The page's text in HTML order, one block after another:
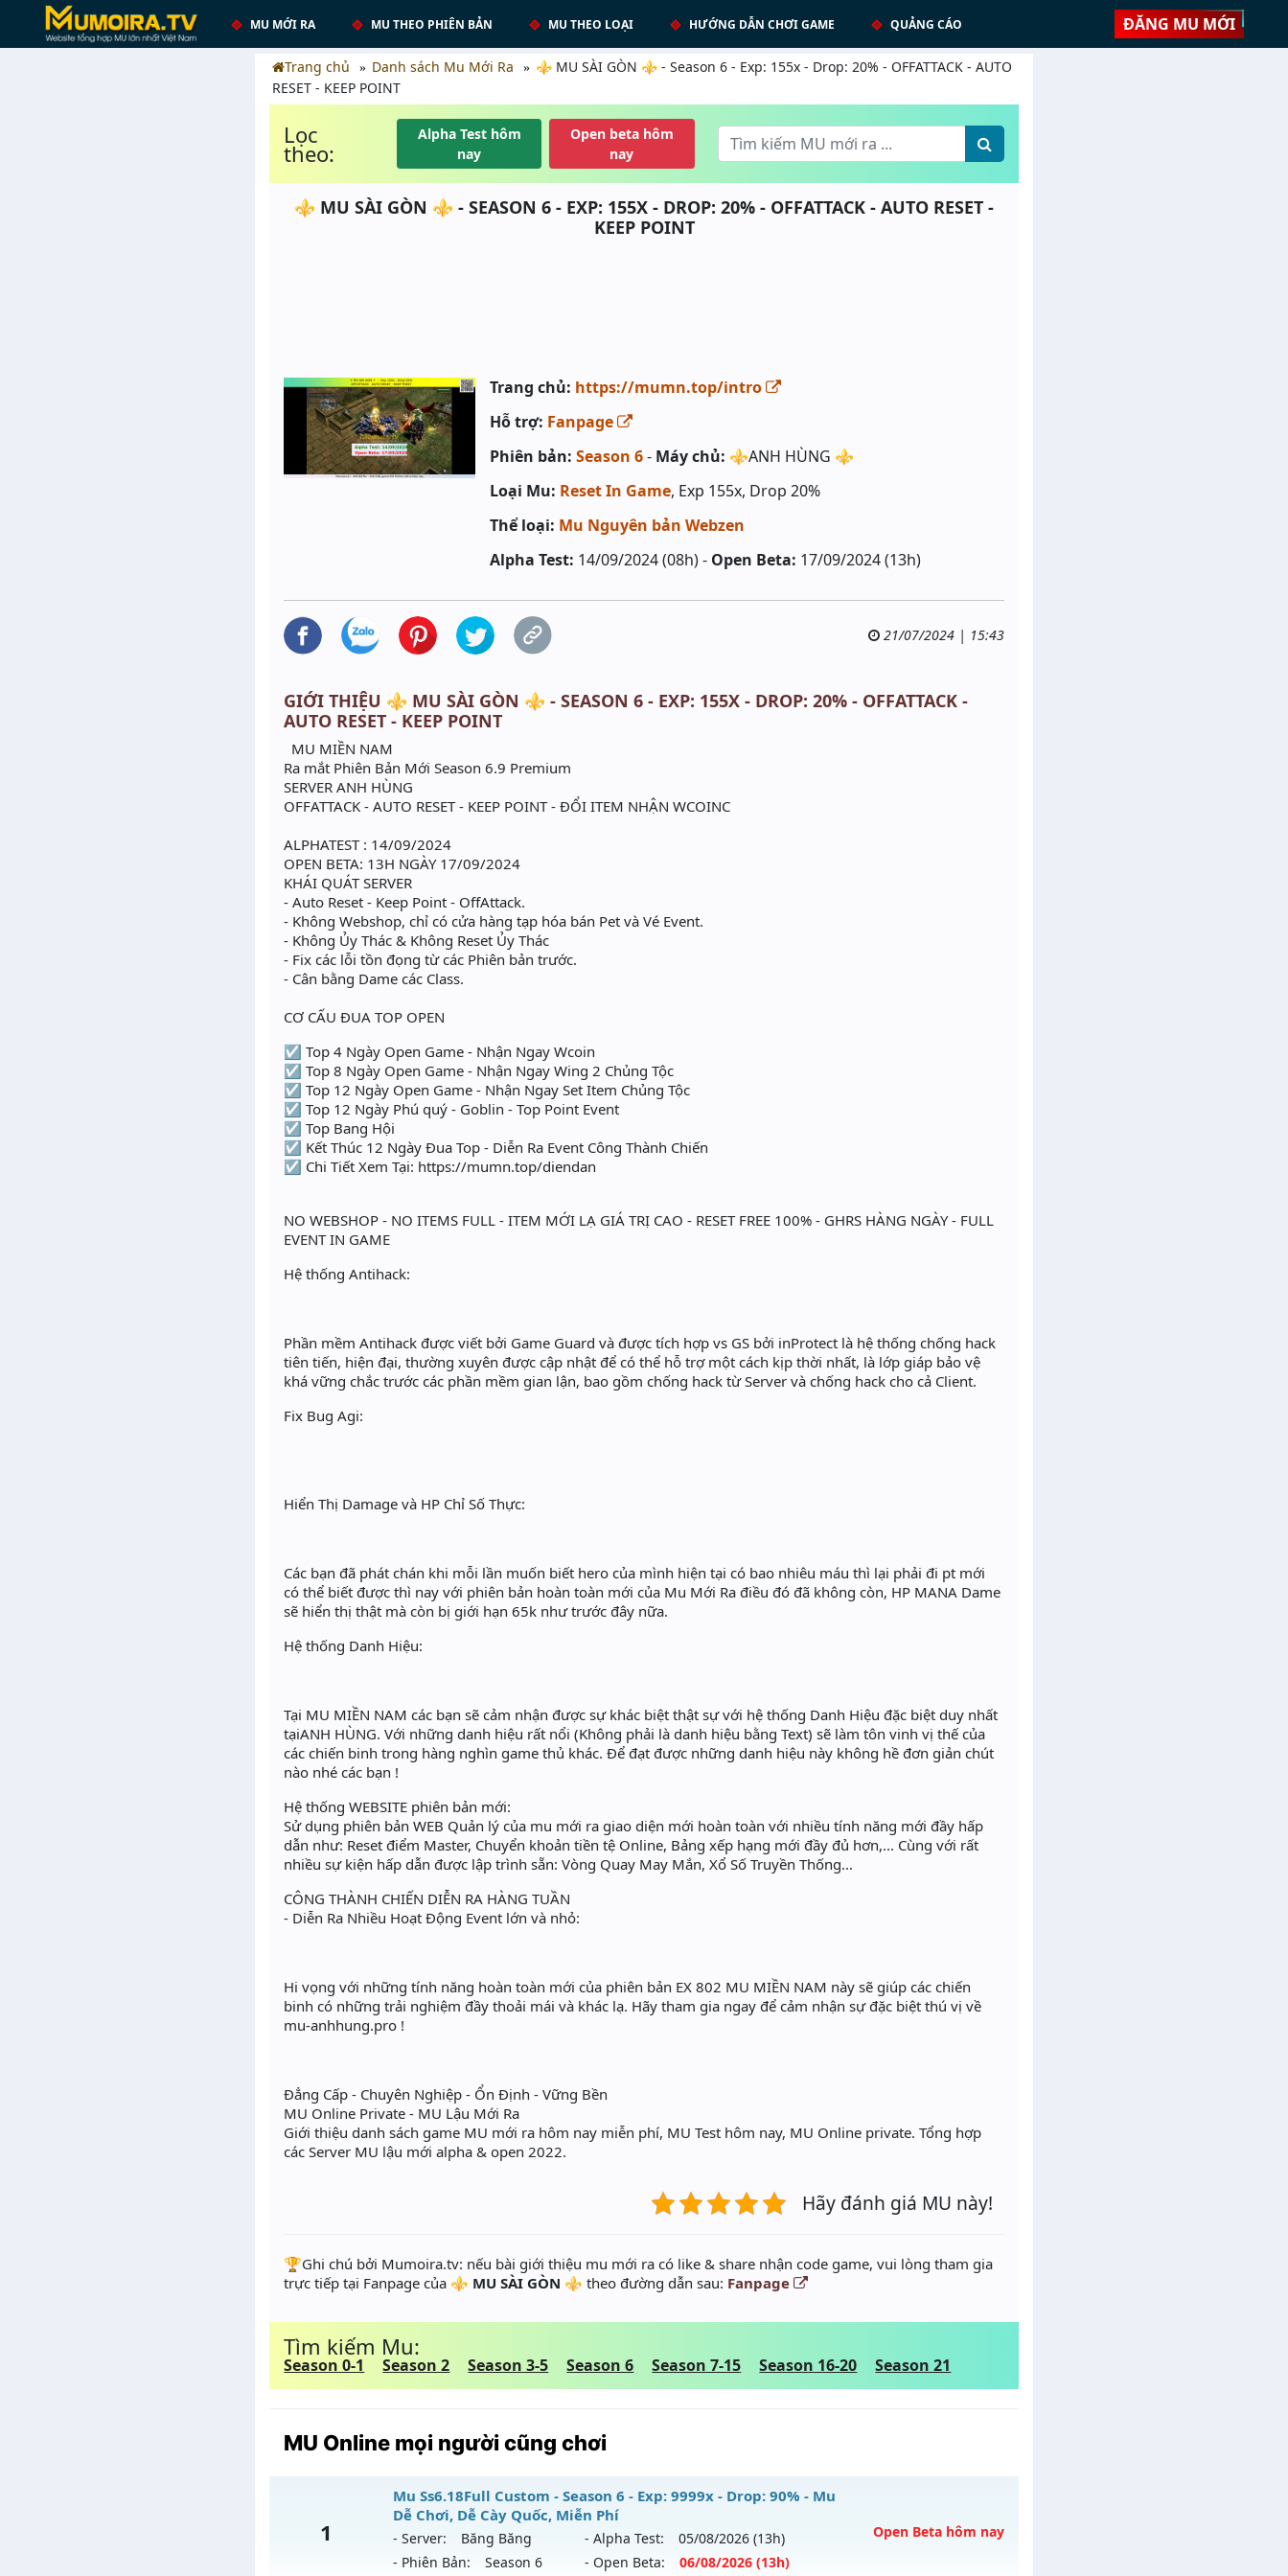
MU MỚI RA MU THEO PHIÊN BẢN MU THEO LOẠI HƯỚNG DẪN CHƠI GAME QUẢNG CÁO ĐĂNG MU MỚI
Trang chủ Danh sách Mu Mới Ra
⚜️ MU SÀI GÒN ⚜️ - Season 6 - Exp: 155x - Drop: 20% - OFFATTACK - AUTO
RESET - KEEP POINT
Lọc
theo:
Alpha Test hôm
nay
Open beta hôm
nay
⚜️ MU SÀI GÒN ⚜️ - SEASON 6 - EXP: 155X - DROP: 20% - OFFATTACK - AUTO RESET -
KEEP POINT
Trang chủ: https://mumn.top/intro
Hỗ trợ: Fanpage
Phiên bản: Season 6- Máy chủ: ⚜️ANH HÙNG ⚜️
Loại Mu: Reset In Game, Exp 155x, Drop 20%
Thể loại: Mu Nguyên bản Webzen
Alpha Test: 14/09/2024 (08h) - Open Beta: 17/09/2024 (13h)
21/07/2024 | 15:43
GIỚI THIỆU ⚜️ MU SÀI GÒN ⚜️ - SEASON 6 - EXP: 155X - DROP: 20% - OFFATTACK -
AUTO RESET - KEEP POINT
MU MIỀN NAM
Ra mắt Phiên Bản Mới Season 6.9 Premium
SERVER ANH HÙNG
OFFATTACK - AUTO RESET - KEEP POINT - ĐỔI ITEM NHẬN WCOINC
ALPHATEST : 14/09/2024
OPEN BETA: 13H NGÀY 17/09/2024
KHÁI QUÁT SERVER
- Auto Reset - Keep Point - OffAttack.
- Không Webshop, chỉ có cửa hàng tạp hóa bán Pet và Vé Event.
- Không Ủy Thác & Không Reset Ủy Thác
- Fix các lỗi tồn đọng từ các Phiên bản trước.
- Cân bằng Dame các Class.
CƠ CẤU ĐUA TOP OPEN
☑ Top 4 Ngày Open Game - Nhận Ngay Wcoin
☑ Top 8 Ngày Open Game - Nhận Ngay Wing 2 Chủng Tộc
☑ Top 12 Ngày Open Game - Nhận Ngay Set Item Chủng Tộc
☑ Top 12 Ngày Phú quý - Goblin - Top Point Event
☑ Top Bang Hội
☑ Kết Thúc 12 Ngày Đua Top - Diễn Ra Event Công Thành Chiến
☑ Chi Tiết Xem Tại: https://mumn.top/diendan
NO WEBSHOP - NO ITEMS FULL - ITEM MỚI LẠ GIÁ TRỊ CAO - RESET FREE 100% - GHRS HÀNG NGÀY - FULL
EVENT IN GAME​
Hệ thống Antihack:
Phần mềm Antihack được viết bởi Game Guard và được tích hợp vs GS bởi inProtect là hệ thống chống hack
tiên tiến, hiện đại, thường xuyên được cập nhật để có thể hỗ trợ một cách kịp thời nhất, là lớp giáp bảo vệ
khá vững chắc trước các phần mềm gian lận, bao gồm chống hack từ Server và chống hack cho cả Client.
Fix Bug Agi:
Hiển Thị Damage và HP Chỉ Số Thực:
Các bạn đã phát chán khi mỗi lần muốn biết hero của mình hiện tại có bao nhiêu máu thì lại phải đi pt mới
có thể biết được thì nay với phiên bản hoàn toàn mới của Mu Mới Ra điều đó đã không còn, HP MANA Dame
sẽ hiển thị thật mà còn bị giới hạn 65k như trước đây nữa.
Hệ thống Danh Hiệu:
Tại MU MIỀN NAM các bạn sẽ cảm nhận được sự khác biệt thật sự với hệ thống Danh Hiệu đặc biệt duy nhất
tạiANH HÙNG. Với những danh hiệu rất nổi (Không phải là danh hiệu bằng Text) sẽ làm tôn vinh vị thế của
các chiến binh trong hàng nghìn game thủ khác. Để đạt được những danh hiệu này không hề đơn giản chút
nào nhé các bạn !
Hệ thống WEBSITE phiên bản mới:
Sử dụng phiên bản WEB Quản lý của mu mới ra giao diện mới hoàn toàn với nhiều tính năng mới đầy hấp
dẫn như: Reset điểm Master, Chuyển khoản tiền tệ Online, Bảng xếp hạng mới đầy đủ hơn,... Cùng với rất
nhiều sự kiện hấp dẫn được lập trình sẵn: Vòng Quay May Mắn, Xổ Số Truyền Thống...
CÔNG THÀNH CHIẾN DIỄN RA HÀNG TUẦN
- Diễn Ra Nhiều Hoạt Động Event lớn và nhỏ:
Hi vọng với những tính năng hoàn toàn mới của phiên bản EX 802 MU MIỀN NAM này sẽ giúp các chiến
binh có những trải nghiệm đầy thoải mái và khác lạ. Hãy tham gia ngay để cảm nhận sự đặc biệt thú vị về
mu-anhhung.pro !
Đẳng Cấp - Chuyên Nghiệp - Ổn Định - Vững Bền
MU Online Private - MU Lậu Mới Ra​
Giới thiệu danh sách game MU mới ra hôm nay miễn phí, MU Test hôm nay, MU Online private. Tổng hợp
các Server MU lậu mới alpha & open 2022.
Hãy đánh giá MU này!
️🏆Ghi chú bởi Mumoira.tv: nếu bài giới thiệu mu mới ra có like & share nhận code game, vui lòng tham gia
trực tiếp tại Fanpage của ⚜️ MU SÀI GÒN ⚜️theo đường dẫn sau: Fanpage
Tìm kiếm Mu:
Season 0-1 Season 2 Season 3-5 Season 6 Season 7-15 Season 16-20 Season 21
MU Online mọi người cũng chơi
1
Mu Ss6.18Full Custom - Season 6 - Exp: 9999x - Drop: 90% - Mu
Dễ Chơi, Dễ Cày Quốc, Miễn Phí
- Server: Băng Băng - Alpha Test: 05/08/2026 (13h)
- Phiên Bản:
Season 6 - Open Beta: 06/08/2026 (13h)
Open Beta hôm nay